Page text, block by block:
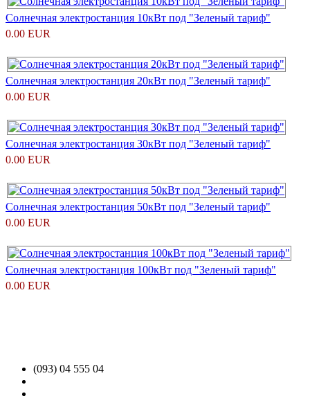
Солнечная электростанция 10кВт под "Зеленый тариф"
0.00 EUR
Солнечная электростанция 20кВт под "Зеленый тариф"
0.00 EUR
Солнечная электростанция 30кВт под "Зеленый тариф"
0.00 EUR
Солнечная электростанция 50кВт под "Зеленый тариф"
0.00 EUR
Солнечная электростанция 100кВт под "Зеленый тариф"
0.00 EUR
(093) 04 555 04